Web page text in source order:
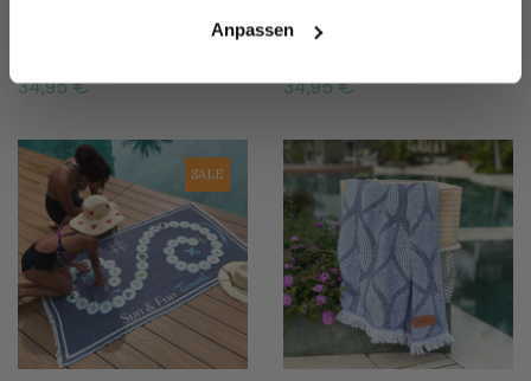
Anpassen
34,95 €
Botanic Art
34,95 €
SALE